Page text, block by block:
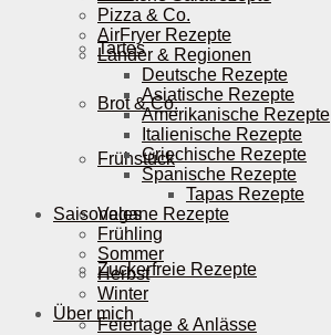
Tartes
Brot & Co.
Frühstück
Vegane Rezepte
Zuckerfreie Rezepte
Feiertage & Anlässe
Pizza & Co.
AirFryer Rezepte
Länder & Regionen
Deutsche Rezepte
Asiatische Rezepte
Amerikanische Rezepte
Italienische Rezepte
Griechische Rezepte
Spanische Rezepte
Tapas Rezepte
Saisonales
Frühling
Sommer
Herbst
Winter
Über mich